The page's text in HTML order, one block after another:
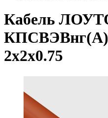
Кабель
2х2х0.75